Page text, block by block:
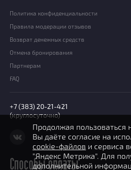
Политика конфиденциальности
Правила модерации отзывов
Возврат денежных средств
Отмена бронирования
Партнерам
FAQ
+7 (383) 20-21-421
(круглосуточно)
Способы оплаты
Продолжая пользоваться
Вы даёте согласие на
cookie-файлов и сервиса
"Яндекс Метрика". Для
дополнительной